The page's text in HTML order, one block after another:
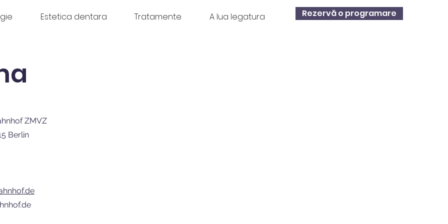
Estetica dentara Tratamente A lua legatura Rezervă o programare
ZMVZ
Berlin